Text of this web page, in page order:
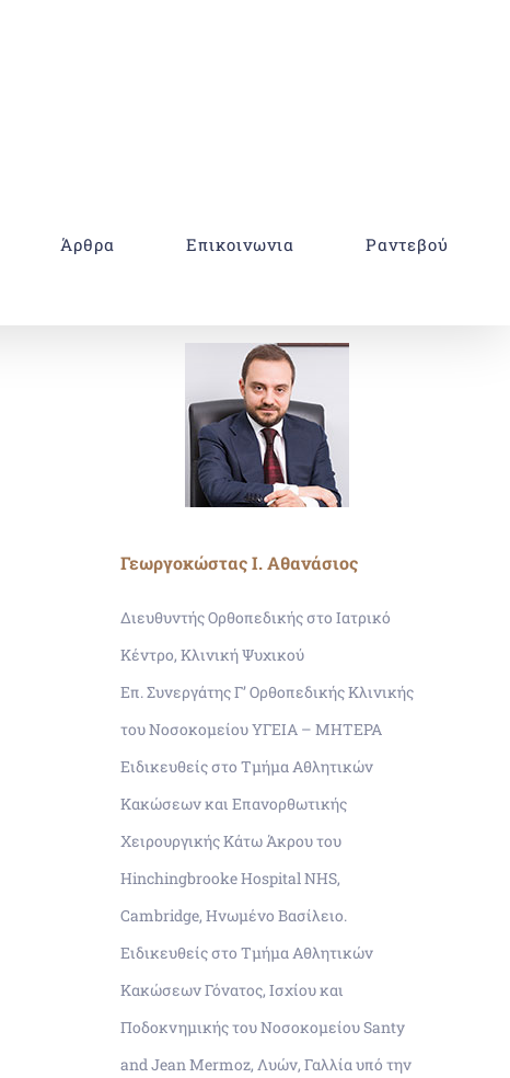
Άρθρα Επικοινωνια Ραντεβού
Γεωργοκώστας Ι. Αθανάσιος
Διευθυντής Ορθοπεδικής στο Ιατρικό
Κέντρο, Κλινική Ψυχικού
Επ. Συνεργάτης Γ’ Ορθοπεδικής Κλινικής
του Νοσοκομείου ΥΓΕΙΑ – ΜΗΤΕΡΑ
Ειδικευθείς στο Τμήμα Αθλητικών
Κακώσεων και Επανορθωτικής
Χειρουργικής Κάτω Άκρου του
Hinchingbrooke Hospital NHS,
Cambridge, Ηνωμένο Βασίλειο.
Ειδικευθείς στο Τμήμα Αθλητικών
Κακώσεων Γόνατος, Ισχίου και
Ποδοκνημικής του Νοσοκομείου Santy
and Jean Mermoz, Λυών, Γαλλία υπό την